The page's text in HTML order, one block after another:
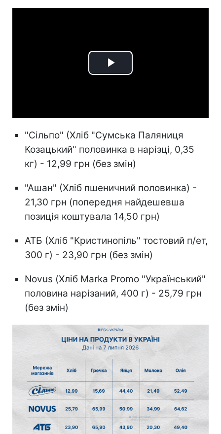
Play
"Сільпо" (Хліб "Сумська Паляниця
Козацький" половинка в нарізці, 0,35
кг) - 12,99 грн (без змін)
"Ашан" (Хліб пшеничний половинка) -
21,30 грн (попередня найдешевша
позиція коштувала 14,50 грн)
АТБ (Хліб "Кристинопіль" тостовий п/ет,
300 г) - 23,90 грн (без змін)
Novus (Хліб Marka Promo "Український"
половина нарізаний, 400 г) - 25,79 грн
(без змін)